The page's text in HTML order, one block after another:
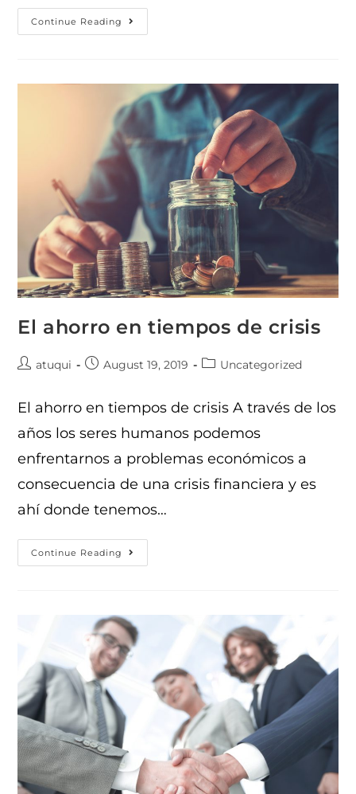
Continue Reading
El ahorro en tiempos de crisis
atuqui August 19, 2019 Uncategorized
El ahorro en tiempos de crisis A través de los
años los seres humanos podemos
enfrentarnos a problemas económicos a
consecuencia de una crisis financiera y es
ahí donde tenemos…
Continue Reading